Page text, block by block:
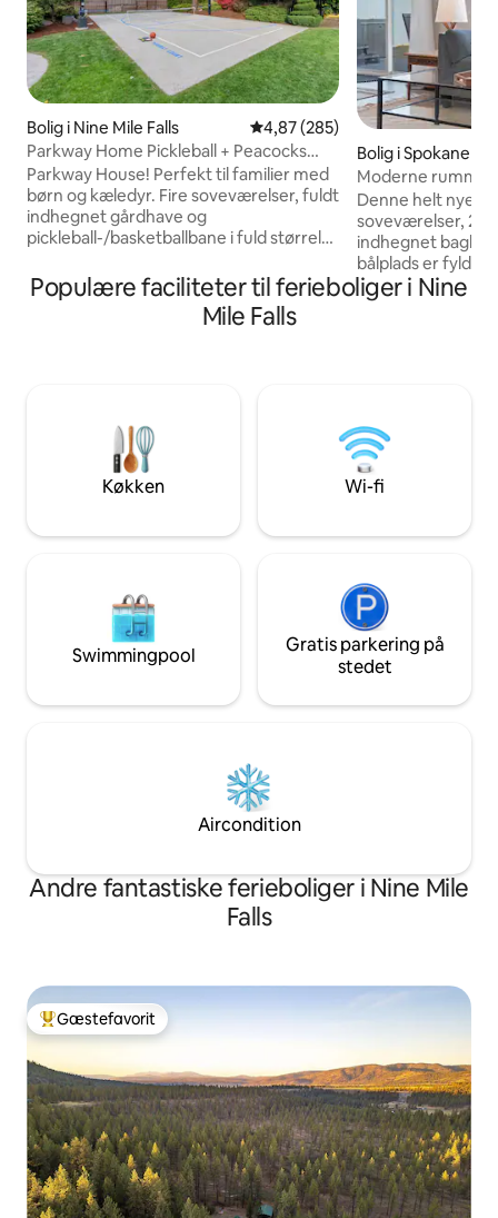
Bolig i Nine Mile Falls 4,87 ud af 5 i gennemsnitlig
4,87 (285)
Parkway Home Pickleball + Peacocks
Family Fenced Pet
Parkway House! Perfekt til familier med
børn og kæledyr. Fire soveværelser, fuldt
indhegnet gårdhave og
pickleball-/basketballbane i fuld størrelse
Spokane River, Riverside State Park,
Centennial trail, kilometerlange
mountainbike- og vandrestier. Dette
kingsize-dobbeltseng og 1 soveværelse
med queensize-dobbeltseng. Åbent
layout, veludstyret køkken. Et roligt og
sikkert nabolag. Nem parkering.
Bolig i Spokane
Moderne
boblebad og
Denne helt nye
soveværelser, 2
indhegnet
bålplads er fyldt
håndplukkede
helt sikkert vil
hyggelige
du ser en film,
spabadet. Gør
næste
Populære faciliteter til ferieboliger i Nine
Mile Falls
Køkken Wi-fi
Swimmingpool
Gratis parkering på
stedet
Aircondition
Andre fantastiske ferieboliger i Nine Mile
Falls
Bedste gæstefavorit
Gæstefavorit